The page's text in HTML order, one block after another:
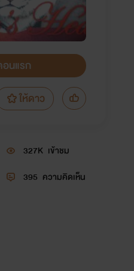
อนแรก
ให้ดาว
327K เข้าชม
395 ความคิดเห็น